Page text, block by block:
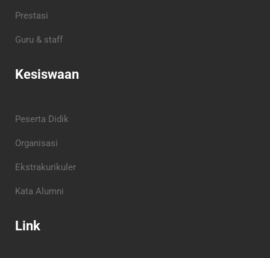
Prestasi
Guru & staff
Kesiswaan
Peserta Didik
Organisasi
Ekstrakurikuler
Kata Alumni
Link